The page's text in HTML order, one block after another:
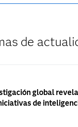
de
global
de